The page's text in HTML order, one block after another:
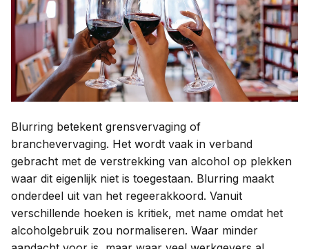
Contact
Taal:
Blurring betekent grensvervaging of
branchevervaging. Het wordt vaak in verband
gebracht met de verstrekking van alcohol op plekken
waar dit eigenlijk niet is toegestaan. Blurring maakt
onderdeel uit van het regeerakkoord. Vanuit
verschillende hoeken is kritiek, met name omdat het
alcoholgebruik zou normaliseren. Waar minder